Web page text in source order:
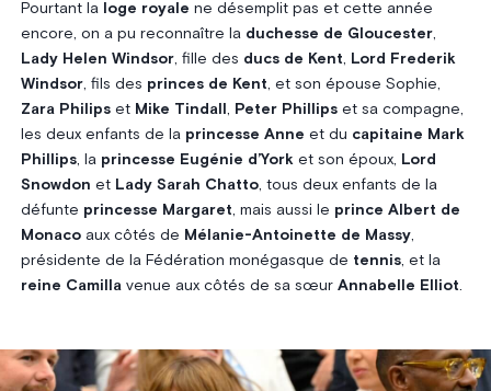
Pourtant la loge royale ne désemplit pas et cette année
encore, on a pu reconnaître la duchesse de Gloucester,
Lady Helen Windsor, fille des ducs de Kent, Lord Frederik
Windsor, fils des princes de Kent, et son épouse Sophie,
Zara Philipset Mike Tindall , Peter Phillipset sa compagne,
les deux enfants de la princesse Anne et du capitaine Mark
Phillips, la princesse Eugénie d’Yorket son époux, Lord
Snowdon et Lady Sarah Chatto, tous deux enfants de la
défunte princesse Margaret, mais aussi le prince Albert de
Monacoaux côtés de Mélanie-Antoinette de Massy,
présidente de la Fédération monégasque de tennis, et la
reine Camillavenue aux côtés de sa sœur Annabelle Elliot.